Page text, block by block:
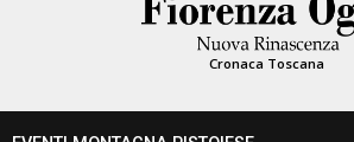
Cronaca Toscana